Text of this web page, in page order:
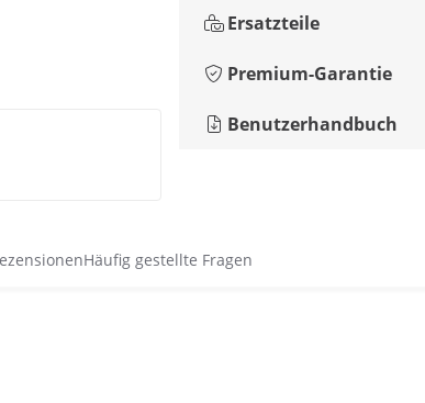
Ersatzteile
Premium-Garantie
Benutzerhandbuch
Häufig gestellte Fragen